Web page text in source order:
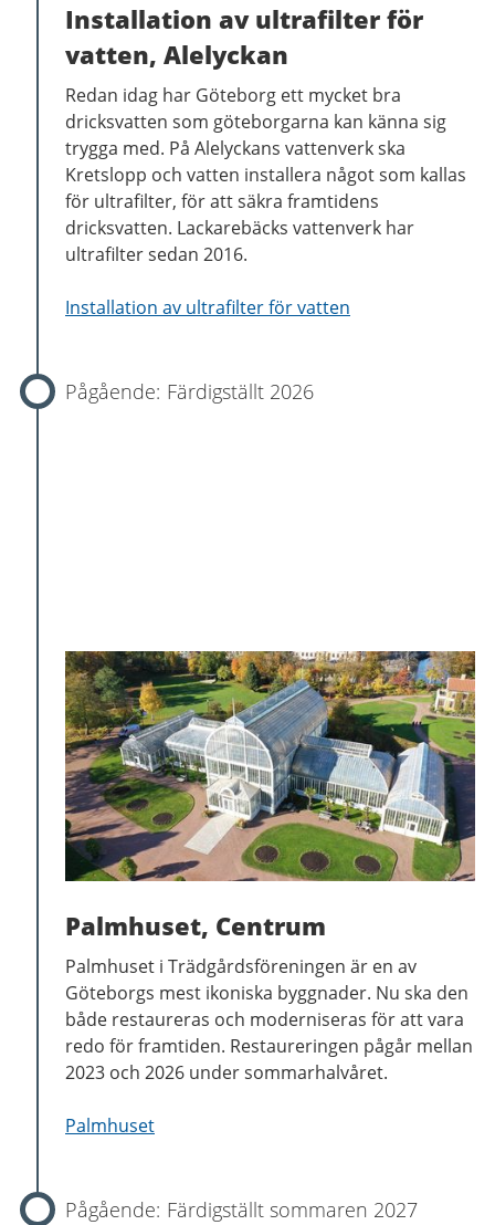
Installation av ultrafilter för
vatten, Alelyckan
Redan idag har Göteborg ett mycket bra
dricksvatten som göteborgarna kan känna sig
trygga med. På Alelyckans vattenverk ska
Kretslopp och vatten installera något som kallas
för ultrafilter, för att säkra framtidens
dricksvatten. Lackarebäcks vattenverk har
ultrafilter sedan 2016.
Installation av ultrafilter för vatten
Färdigställt 2026
Palmhuset, Centrum
Palmhuset i Trädgårdsföreningen är en av
Göteborgs mest ikoniska byggnader. Nu ska den
både restaureras och moderniseras för att vara
redo för framtiden. Restaureringen pågår mellan
2023 och 2026 under sommarhalvåret.
Palmhuset
Färdigställt sommaren 2027